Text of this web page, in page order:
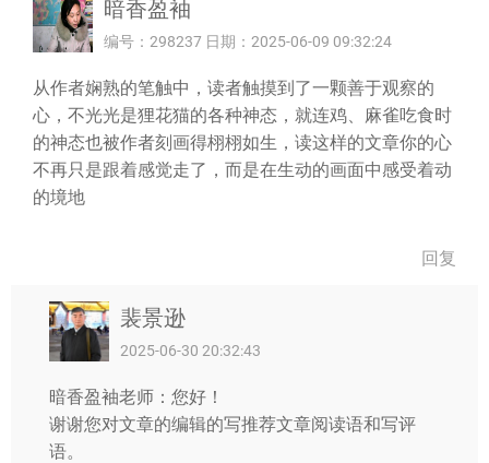
暗香盈袖
编号：298237 日期：2025-06-09 09:32:24
从作者娴熟的笔触中，读者触摸到了一颗善于观察的
心，不光光是狸花猫的各种神态，就连鸡、麻雀吃食时
的神态也被作者刻画得栩栩如生，读这样的文章你的心
不再只是跟着感觉走了，而是在生动的画面中感受着动
的境地
回复
裴景逊
2025-06-30 20:32:43
暗香盈袖老师：您好！
谢谢您对文章的编辑的写推荐文章阅读语和写评
语。